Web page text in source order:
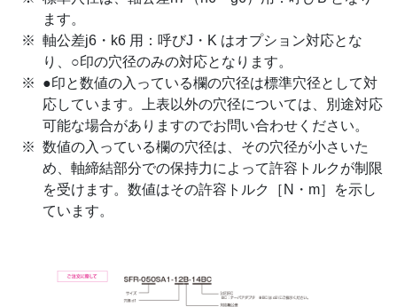
ます。
軸公差j6・k6 用：呼びJ・K はオプション対応とな
り、○印の穴径のみの対応となります。
●印と数値の入っている欄の穴径は標準穴径として対
応しています。上表以外の穴径については、別途対応
可能な場合がありますのでお問い合わせください。
数値の入っている欄の穴径は、その穴径が小さいた
め、軸締結部分での保持力によって許容トルクが制限
を受けます。数値はその許容トルク［N・m］を示し
ています。